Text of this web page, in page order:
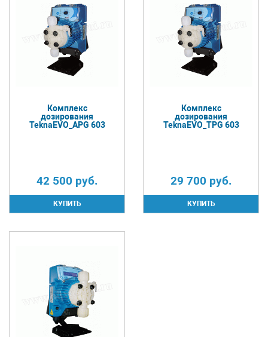
Комплекс
дозирования
TeknaEVO_APG 603
42 500 руб.
Комплекс
дозирования
TeknaEVO_TPG 603
29 700 руб.